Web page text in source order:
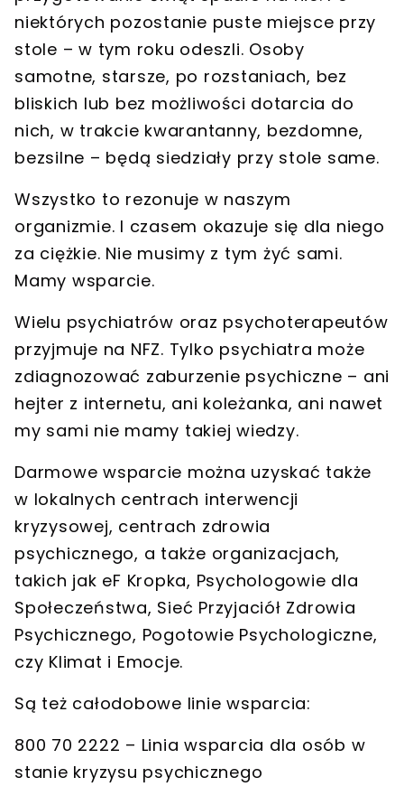
niektórych pozostanie puste miejsce przy
stole – w tym roku odeszli. Osoby
samotne, starsze, po rozstaniach, bez
bliskich lub bez możliwości dotarcia do
nich, w trakcie kwarantanny, bezdomne,
bezsilne – będą siedziały przy stole same.
Wszystko to rezonuje w naszym
organizmie. I czasem okazuje się dla niego
za ciężkie. Nie musimy z tym żyć sami.
Mamy wsparcie.
Wielu psychiatrów oraz psychoterapeutów
przyjmuje na NFZ. Tylko psychiatra może
zdiagnozować zaburzenie psychiczne – ani
hejter z internetu, ani koleżanka, ani nawet
my sami nie mamy takiej wiedzy.
Darmowe wsparcie można uzyskać także
w lokalnych centrach interwencji
kryzysowej, centrach zdrowia
psychicznego, a także organizacjach,
takich jak eF Kropka, Psychologowie dla
Społeczeństwa, Sieć Przyjaciół Zdrowia
Psychicznego, Pogotowie Psychologiczne,
czy Klimat i Emocje.
Są też całodobowe linie wsparcia:
800 70 2222 – Linia wsparcia dla osób w
stanie kryzysu psychicznego